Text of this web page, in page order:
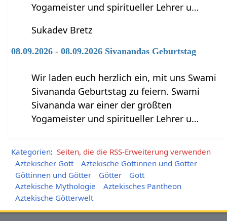
Yogameister und spiritueller Lehrer u…
Sukadev Bretz
08.09.2026 - 08.09.2026 Sivanandas Geburtstag
Wir laden euch herzlich ein, mit uns Swami
Sivananda Geburtstag zu feiern. Swami
Sivananda war einer der größten
Yogameister und spiritueller Lehrer u…
Kategorien: Seiten, die die RSS-Erweiterung verwenden
Aztekischer Gott
Aztekische Göttinnen und Götter
Göttinnen und Götter
Götter
Gott
Aztekische Mythologie
Aztekisches Pantheon
Aztekische Götterwelt